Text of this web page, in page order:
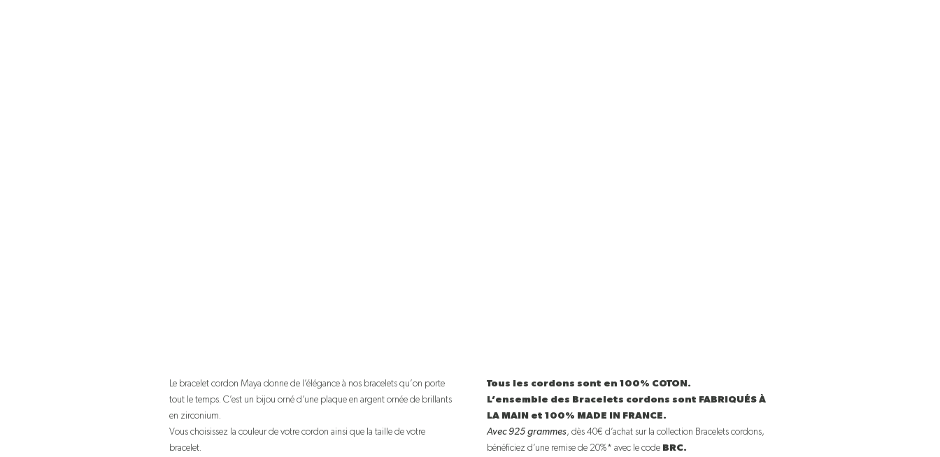
Le bracelet cordon Maya donne de l’élégance à nos bracelets qu’on porte
tout le temps. C’est un bijou orné d’une plaque en argent ornée de brillants
en zirconium.
Vous choisissez la couleur de votre cordon ainsi que la taille de votre
bracelet.
Tous les cordons sont en 100% COTON.
L’ensemble des Bracelets cordons sont FABRIQUÉS À
LA MAIN et 100% MADE IN FRANCE.
Avec 925 grammes, dès 40€ d’achat sur la collection Bracelets cordons,
bénéficiez d’une remise de 20%* avec le code BRC.